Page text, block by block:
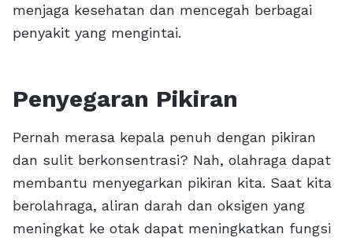
menjaga kesehatan dan mencegah berbagai
penyakit yang mengintai.
Penyegaran Pikiran
Pernah merasa kepala penuh dengan pikiran
dan sulit berkonsentrasi? Nah, olahraga dapat
membantu menyegarkan pikiran kita. Saat kita
berolahraga, aliran darah dan oksigen yang
meningkat ke otak dapat meningkatkan fungsi